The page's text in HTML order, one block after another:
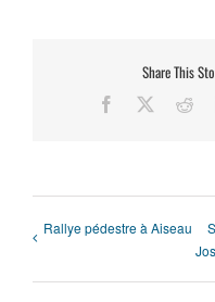
Share This
Facebook
Rallye pédestre à Aiseau